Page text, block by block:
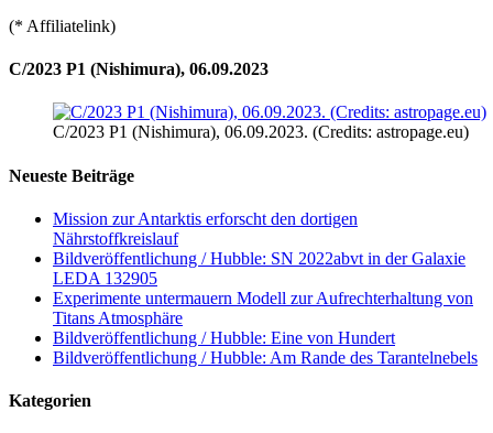
(* Affiliatelink)
C/2023 P1 (Nishimura), 06.09.2023
C/2023 P1 (Nishimura), 06.09.2023. (Credits: astropage.eu)
Neueste Beiträge
Mission zur Antarktis erforscht den dortigen
Nährstoffkreislauf
Bildveröffentlichung / Hubble: SN 2022abvt in der Galaxie
LEDA 132905
Experimente untermauern Modell zur Aufrechterhaltung von
Titans Atmosphäre
Bildveröffentlichung / Hubble: Eine von Hundert
Bildveröffentlichung / Hubble: Am Rande des Tarantelnebels
Kategorien